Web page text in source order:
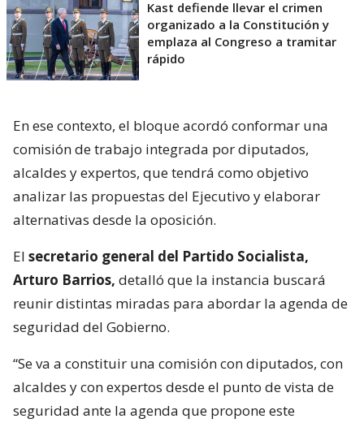
Kast defiende llevar el crimen
organizado a la Constitución y
emplaza al Congreso a tramitar
rápido
En ese contexto, el bloque acordó conformar una
comisión de trabajo integrada por diputados,
alcaldes y expertos, que tendrá como objetivo
analizar las propuestas del Ejecutivo y elaborar
alternativas desde la oposición.
El secretario general del Partido Socialista,
Arturo Barrios, detalló que la instancia buscará
reunir distintas miradas para abordar la agenda de
seguridad del Gobierno.
“Se va a constituir una comisión con diputados, con
alcaldes y con expertos desde el punto de vista de
seguridad ante la agenda que propone este